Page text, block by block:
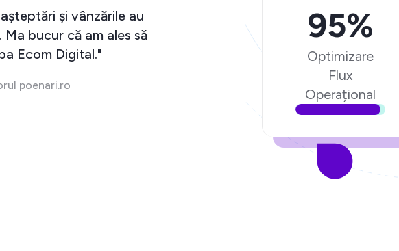
așteptări și vânzările au
Ma bucur că am ales să
Ecom Digital."
poenari.ro
95%
Optimizare
Flux
Operațional